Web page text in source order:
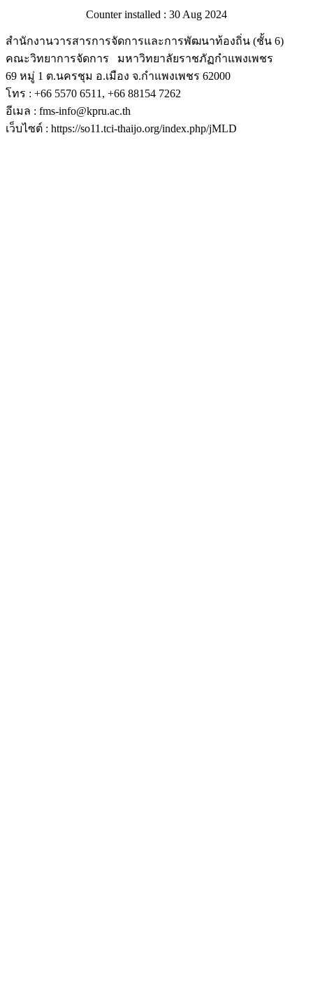
Counter installed : 30 Aug 2024
สำนักงานวารสารการจัดการและการพัฒนาท้องถิ่น (ชั้น 6)
คณะวิทยาการจัดการ มหาวิทยาลัยราชภัฏกำแพงเพชร
69 หมู่ 1 ต.นครชุม อ.เมือง จ.กำแพงเพชร 62000
โทร : +66 5570 6511, +66 88154 7262
อีเมล : fms-info@kpru.ac.th
เว็บไซต์ : https://so11.tci-thaijo.org/index.php/jMLD